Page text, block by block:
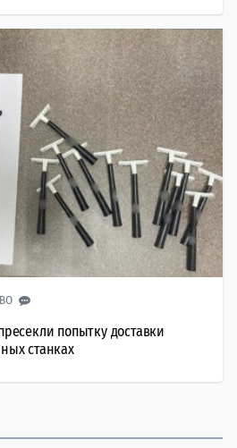
попытку доставки
станках